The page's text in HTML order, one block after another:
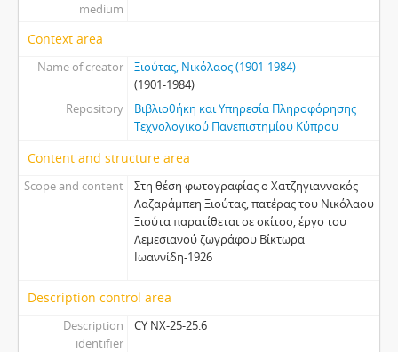
medium
Context area
Name of creator
Ξιούτας, Νικόλαος (1901-1984)
(1901-1984)
Repository
Βιβλιοθήκη και Υπηρεσία Πληροφόρησης
Τεχνολογικού Πανεπιστημίου Κύπρου
Content and structure area
Scope and content
Στη θέση φωτογραφίας ο Χατζηγιαννακός
Λαζαράμπεη Ξιούτας, πατέρας του Νικόλαου
Ξιούτα παρατίθεται σε σκίτσο, έργο του
Λεμεσιανού ζωγράφου Βίκτωρα
Ιωαννίδη-1926
Description control area
Description
identifier
CY NX-25-25.6